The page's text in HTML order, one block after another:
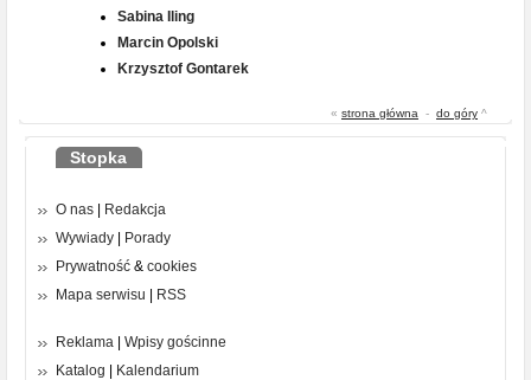
Sabina Iling
Marcin Opolski
Krzysztof Gontarek
« strona główna - do góry ^
Stopka
O nas
Redakcja
Wywiady
Porady
Prywatność & cookies
Mapa serwisu
RSS
Reklama
Wpisy gościnne
Katalog
Kalendarium